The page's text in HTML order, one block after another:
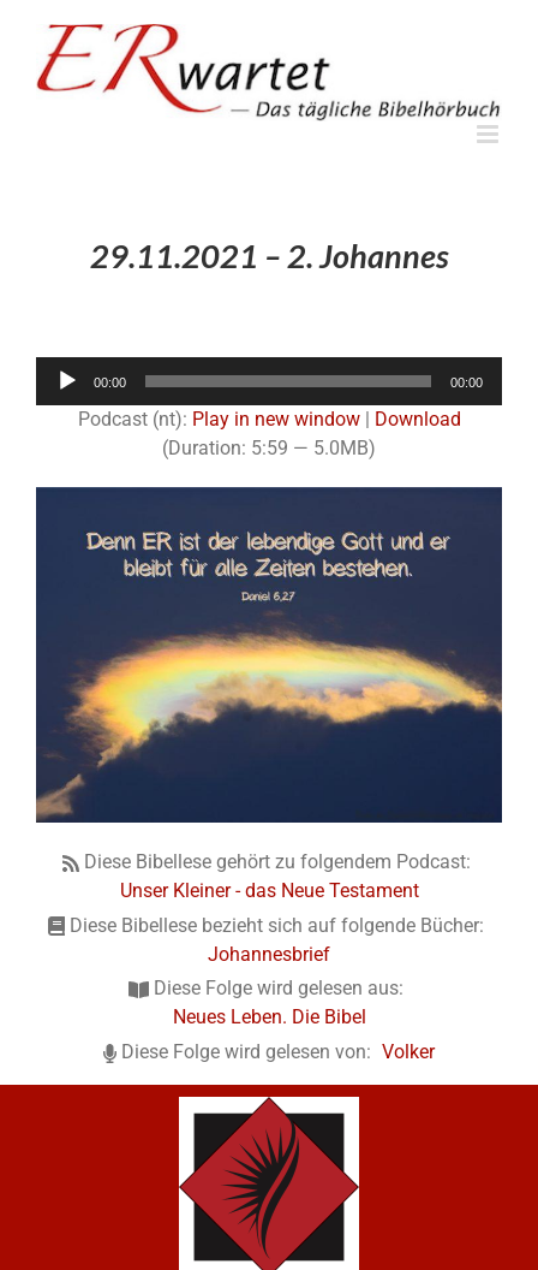
springen
29.11.2021 – 2. Johannes
00:00 00:00
Podcast (nt): Play in new window| Download
(Duration: 5:59 — 5.0MB)
Diese Bibellese gehört zu folgendem Podcast:
Unser Kleiner - das Neue Testament
Diese Bibellese bezieht sich auf folgende Bücher:
Johannesbrief
Diese Folge wird gelesen aus:
Neues Leben. Die Bibel
Diese Folge wird gelesen von: Volker